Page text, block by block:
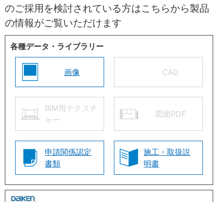
のご採用を検討されている方はこちらから製品
の情報がご覧いただけます
各種データ・ライブラリー
画像 CAD
BIM用テクスチ
ャー
図面PDF
申請関係認定
書類
施工・取扱説
明書